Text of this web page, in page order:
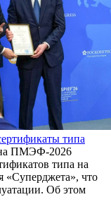
типа
ПМЭФ-2026
типа на
«Суперджета», что
Об этом